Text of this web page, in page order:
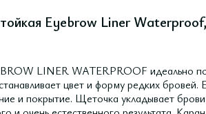
Eyebrow Liner
LINER WATERPROOF идеально
цвет и форму редких бровей.
и покрытие. Щеточка укладывает